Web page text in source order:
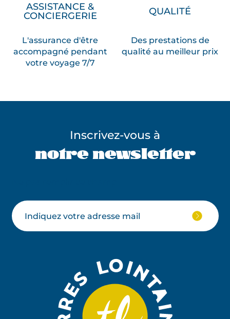
ASSISTANCE &
CONCIERGERIE
L'assurance d'être
accompagné pendant
votre voyage 7/7
QUALITÉ
Des prestations de
qualité au meilleur prix
Inscrivez-vous à
notre newsletter
Votre
email
JE